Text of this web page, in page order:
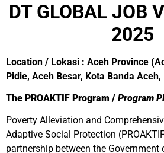
DT GLOBAL JOB
2025
Location / Lokasi : Aceh Province
Pidie, Aceh Besar, Kota Banda
The PROAKTIF Program / Program
Poverty Alleviation and
Adaptive Social Protection
partnership between the